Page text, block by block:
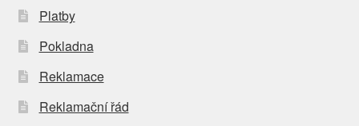
Platby
Pokladna
Reklamace
Reklamační řád